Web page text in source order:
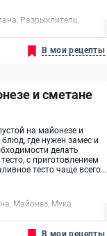
Разрыхлитель,
В мои рецепты
и сметане
на майонезе и
где нужен замес и
делать
с приготовлением
тесто чаще всего...
Майонез, Мука
В мои рецепты